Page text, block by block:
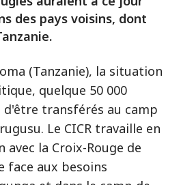
des pays voisins, dont
(Tanzanie), la situation
quelque 50 000
transférés au camp
Le CICR travaille en
la Croix-Rouge de
face aux besoins